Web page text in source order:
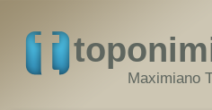
Maximiano